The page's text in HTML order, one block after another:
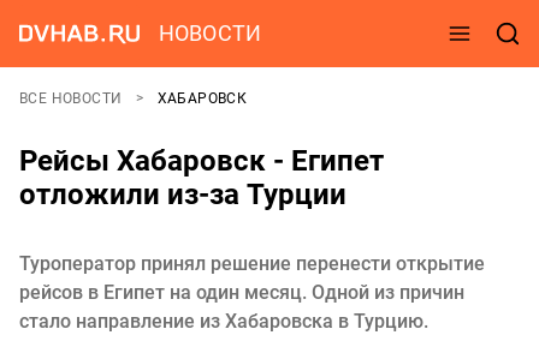
НОВОСТИ
ВСЕ НОВОСТИ ХАБАРОВСК
Рейсы Хабаровск - Египет
отложили из-за Турции
Туроператор принял решение перенести открытие
рейсов в Египет на один месяц. Одной из причин
стало направление из Хабаровска в Турцию.